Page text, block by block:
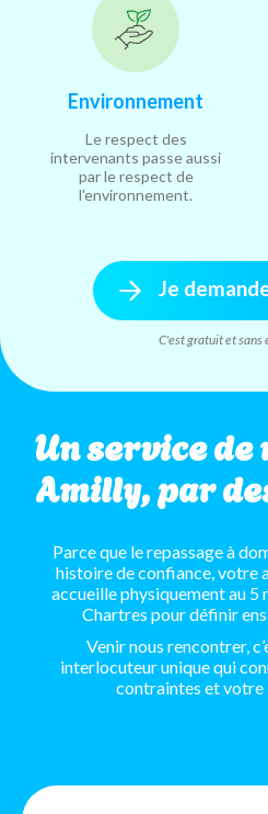
Environnement
Le respect des
intervenants passe aussi
par le respect de
l'environnement.
Je
C'est gratuit et sans
Un service de
Amilly, par
Parce que le repassage à
histoire de confiance, votre
accueille physiquement au 5
Chartres pour définir
Venir nous rencontrer,
interlocuteur unique qui
contraintes et votre